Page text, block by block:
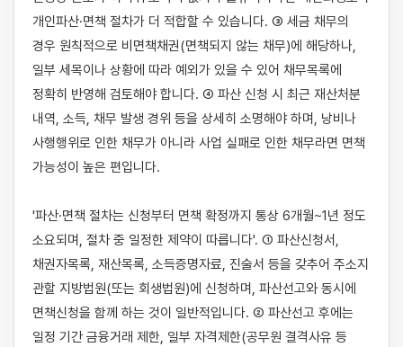
개인파산·면책 절차가 더 적합할 수 있습니다. ③ 세금 채무의
경우 원칙적으로 비면책채권(면책되지 않는 채무)에 해당하나,
일부 세목이나 상황에 따라 예외가 있을 수 있어 채무목록에
정확히 반영해 검토해야 합니다. ④ 파산 신청 시 최근 재산처분
내역, 소득, 채무 발생 경위 등을 상세히 소명해야 하며, 낭비나
사행행위로 인한 채무가 아니라 사업 실패로 인한 채무라면 면책
가능성이 높은 편입니다.
'파산·면책 절차는 신청부터 면책 확정까지 통상 6개월~1년 정도
소요되며, 절차 중 일정한 제약이 따릅니다'. ① 파산신청서,
채권자목록, 재산목록, 소득증명자료, 진술서 등을 갖추어 주소지
관할 지방법원(또는 회생법원)에 신청하며, 파산선고와 동시에
면책신청을 함께 하는 것이 일반적입니다. ② 파산선고 후에는
일정 기간 금융거래 제한, 일부 자격제한(공무원 결격사유 등